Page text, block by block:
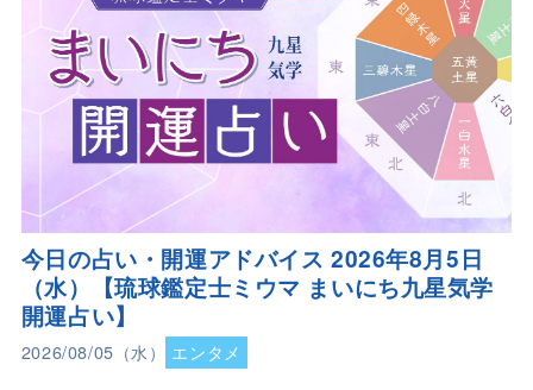
今日の占い・開運アドバイス 2026年8月5日
（水）【琉球鑑定士ミウマ まいにち九星気学
開運占い】
2026/08/05（水） エンタメ